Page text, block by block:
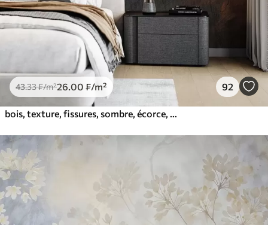
43.33₣/m²26 .00 ₣/m² 92